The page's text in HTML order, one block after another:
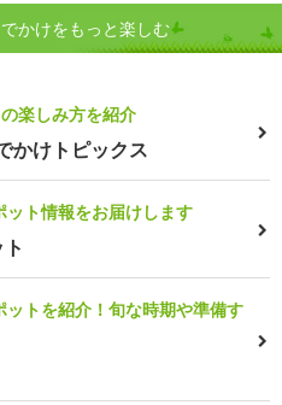
かけをもっと楽しむ
楽しみ方を紹介
かけトピックス
ト情報をお届けします
トを紹介！旬な時期や準備す